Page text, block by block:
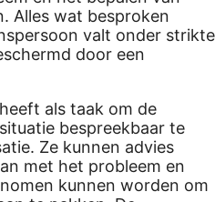
Alles wat besproken
valt onder strikte
door een
als taak om de
bespreekbaar te
Ze kunnen advies
met het probleem en
kunnen worden om